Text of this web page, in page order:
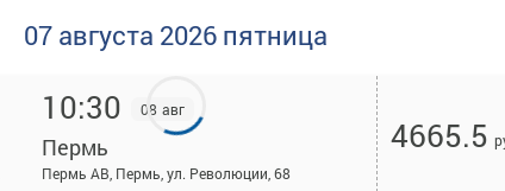
07 августа 2026 пятница
10:30 08 авг
Пермь
Пермь АВ, Пермь, ул. Революции, 68
4665.5